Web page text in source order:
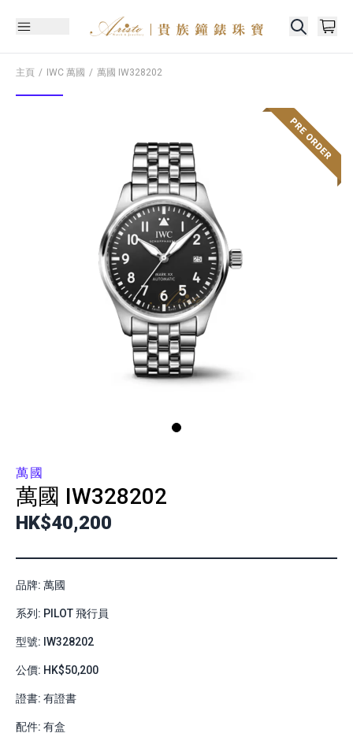
主頁 IWC 萬國 萬國 IW328202
萬國
萬國 IW328202
HK$40,200
品牌: 萬國
系列: PILOT 飛行員
型號: IW328202
公價: HK$50,200
證書: 有證書
配件: 有盒